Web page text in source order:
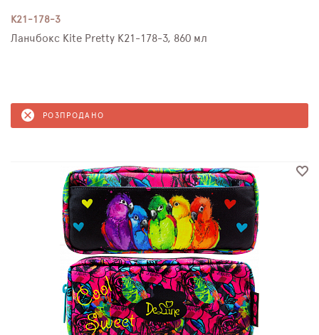
K21-178-3
Ланчбокс Kite Pretty K21-178-3, 860 мл
РОЗПРОДАНО